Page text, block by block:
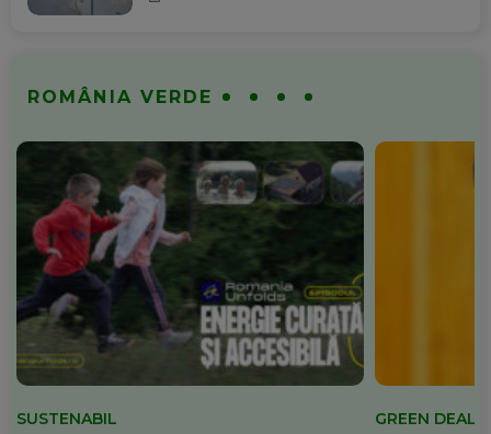
ROMÂNIA VERDE
SUSTENABIL GREEN DEAL